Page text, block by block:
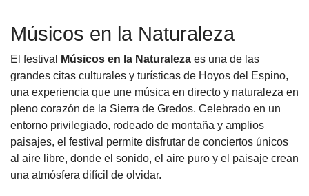
Músicos en la Naturaleza
El festival Músicos en la Naturaleza es una de las
grandes citas culturales y turísticas de Hoyos del Espino,
una experiencia que une música en directo y naturaleza en
pleno corazón de la Sierra de Gredos. Celebrado en un
entorno privilegiado, rodeado de montaña y amplios
paisajes, el festival permite disfrutar de conciertos únicos
al aire libre, donde el sonido, el aire puro y el paisaje crean
una atmósfera difícil de olvidar.